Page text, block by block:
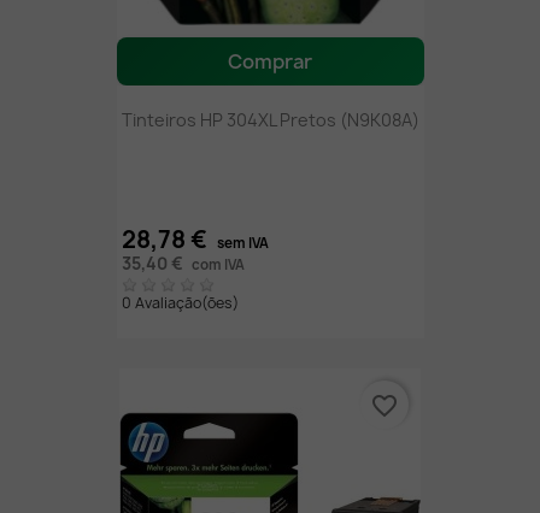
Comprar
Tinteiros HP 304XL Pretos (N9K08A)
28,78 € sem IVA
35,40 € com IVA
0 Avaliação(ões)
favorite_border